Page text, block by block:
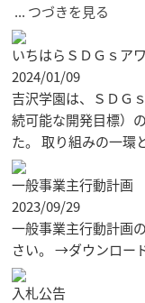
... つづきを見る
いちはらＳＤＧｓア
2024/01/09
吉沢学園は、ＳＤＧ
続可能な開発目標）
た。 取り組みの一環
一般事業主行動計画
2023/09/29
一般事業主行動計画
さい。 →ダウンロー
入札公告